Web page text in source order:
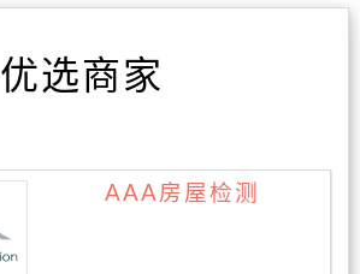
优选商家
AAA房屋检测